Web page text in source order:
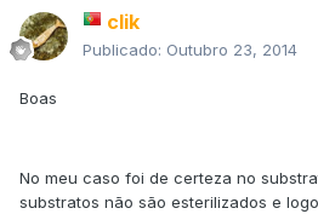
clik
Publicado: Outubro 23, 2014
Boas
No meu caso foi de certeza no
substratos não são esterilizados e